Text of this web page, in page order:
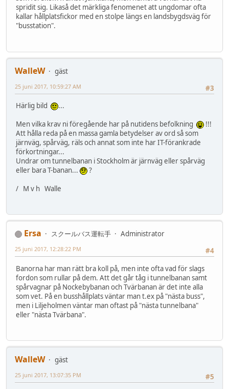
spridit sig. Likaså det märkliga fenomenet att ungdomar ofta
kallar hållplatsfickor med en stolpe längs en landsbygdsväg för
"busstation".
WalleW
gäst
#3
25 juni 2017, 10:59:27 AM
Härlig bild
...
Men vilka krav ni föregående har på nutidens befolkning
!!!
Att hålla reda på en massa gamla betydelser av ord så som
järnväg, spårväg, räls och annat som inte har IT-förankrade
förkortningar...
Undrar om tunnelbanan i Stockholm är järnväg eller spårväg
eller bara T-banan...
?
/ M v h Walle
Ersa スクールバス運転手
Administrator
#4
25 juni 2017, 12:28:22 PM
Banorna har man rätt bra koll på, men inte ofta vad för slags
fordon som rullar på dem. Att det går tåg i tunnelbanan samt
spårvagnar på Nockebybanan och Tvärbanan är det inte alla
som vet. På en busshållplats väntar man t.ex på "nästa buss",
men i Liljeholmen väntar man oftast på "nästa tunnelbana"
eller "nästa Tvärbana".
WalleW
gäst
#5
25 juni 2017, 13:07:35 PM